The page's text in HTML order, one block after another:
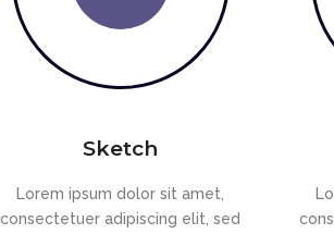
Sketch
Lorem ipsum dolor sit amet,
consectetuer adipiscing elit, sed